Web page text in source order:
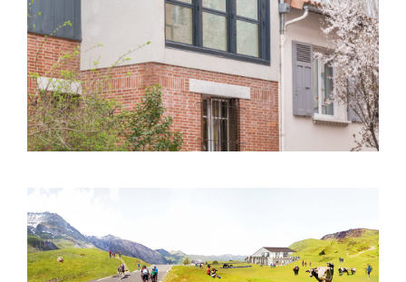
Toulouse (31) – Surélévation S01 – Rue
Bernard Palissy
Col du Soulor (65) – Aménagements
paysagers